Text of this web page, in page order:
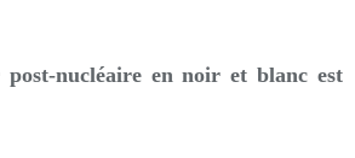
nucléaire en noir et blanc est